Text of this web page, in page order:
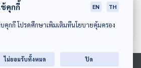
เจ๊ง
ขายของออนไลน์ ทำอย่างไร
เศรษฐกิจติดบ้าน
คุกกี้ EN TH
บคุกกี้ โปรดศึกษาเพิ่มเติมที่นโยบายคุ้มครอง
ไม่ยอมรับทั้งหมด ปิด